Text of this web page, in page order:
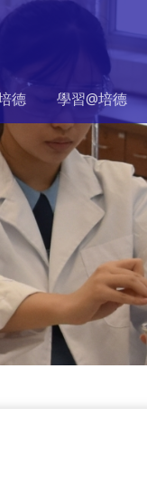
德 學習@培德